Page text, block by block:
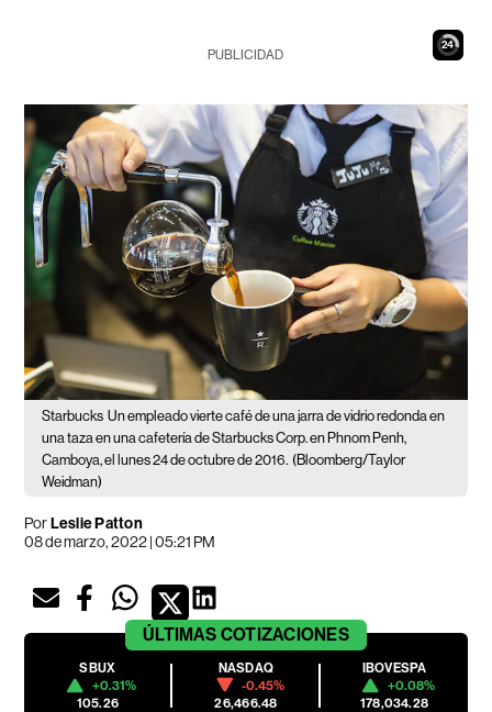
23
PUBLICIDAD
Starbucks Un empleado vierte café de una jarra de vidrio redonda en
una taza en una cafetería de Starbucks Corp. en Phnom Penh,
Camboya, el lunes 24 de octubre de 2016. (Bloomberg/Taylor
Weidman)
PorLeslie Patton
08 de marzo, 2022 | 05:21 PM
ÚLTIMAS COTIZACIONES
SBUX
+0.31%
105.26
NASDAQ
-0.45%
26,466.48
IBOVESPA
+0.08%
178,034.28